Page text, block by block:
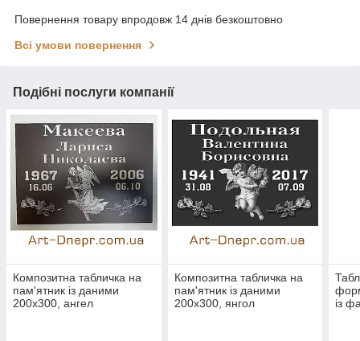
Повернення товару впродовж 14 днів безкоштовно
Всі умови повернення
Подібні послуги компанії
Композитна табличка на
пам'ятник із даними
200х300, ангел
Композитна табличка на
пам'ятник із даними
200х300, янгол
із